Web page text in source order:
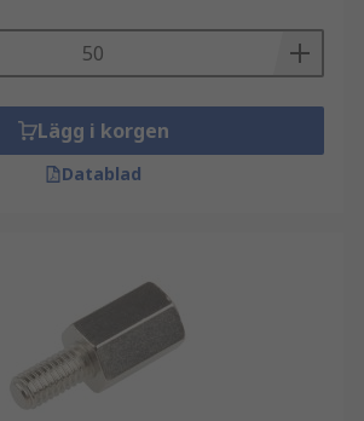
Lägg i korgen
Datablad